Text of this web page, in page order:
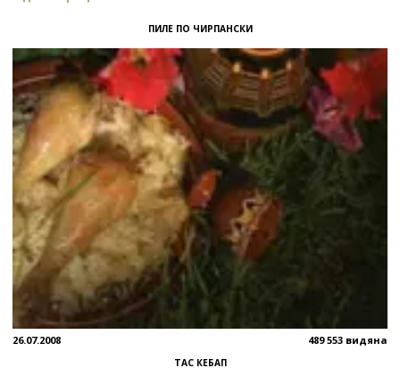
ПИЛЕ ПО ЧИРПАНСКИ
26.07.2008 489 553 видяна
ТАС КЕБАП